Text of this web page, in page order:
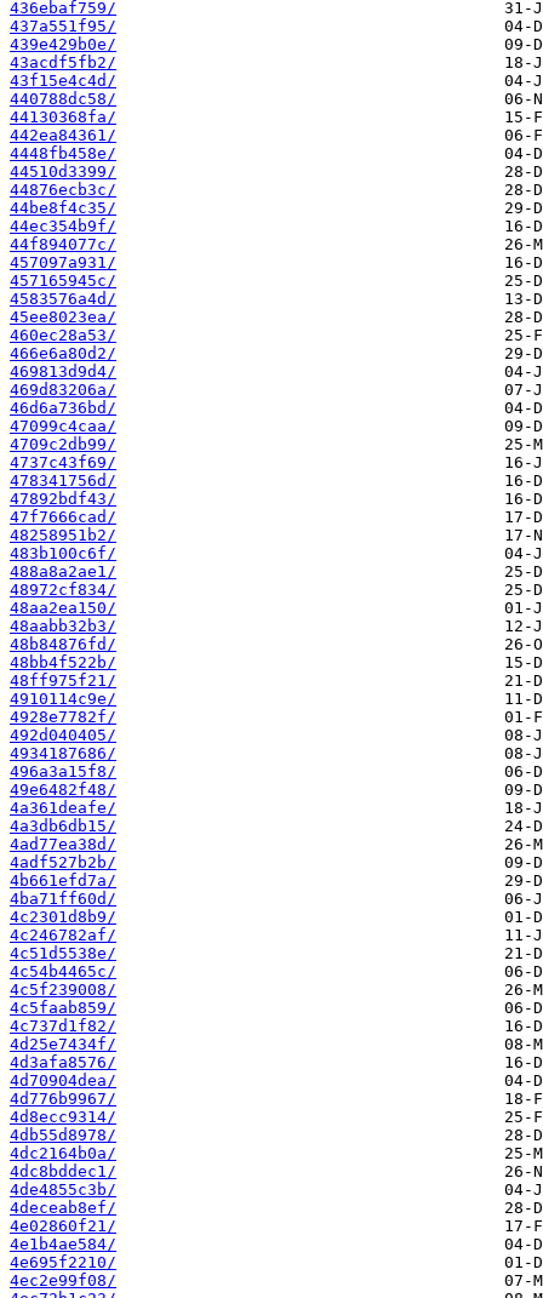
436ebaf759/
437a551f95/
439e429b0e/
43acdf5fb2/
43f15e4c4d/
440788dc58/
44130368fa/
442ea84361/
4448fb458e/
44510d3399/
44876ecb3c/
44be8f4c35/
44ec354b9f/
44f894077c/
457097a931/
457165945c/
4583576a4d/
45ee8023ea/
460ec28a53/
466e6a80d2/
469813d9d4/
469d83206a/
46d6a736bd/
47099c4caa/
4709c2db99/
4737c43f69/
478341756d/
47892bdf43/
47f7666cad/
48258951b2/
483b100c6f/
488a8a2ae1/
48972cf834/
48aa2ea150/
48aabb32b3/
48b84876fd/
48bb4f522b/
48ff975f21/
4910114c9e/
4928e7782f/
492d040405/
4934187686/
496a3a15f8/
49e6482f48/
4a361deafe/
4a3db6db15/
4ad77ea38d/
4adf527b2b/
4b661efd7a/
4ba71ff60d/
4c2301d8b9/
4c246782af/
4c51d5538e/
4c54b4465c/
4c5f239008/
4c5faab859/
4c737d1f82/
4d25e7434f/
4d3afa8576/
4d70904dea/
4d776b9967/
4d8ecc9314/
4db55d8978/
4dc2164b0a/
4dc8bddec1/
4de4855c3b/
4deceab8ef/
4e02860f21/
4e1b4ae584/
4e695f2210/
4ec2e99f08/